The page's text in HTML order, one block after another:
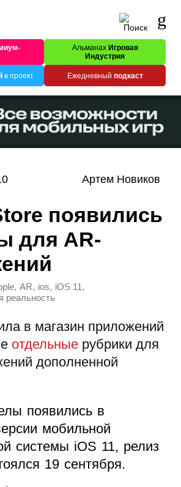
Альманах Игровая
Индустрия
в проект Ежедневный подкаст
Артем Новиков
появились
для AR-
, AR, ios, iOS 11,
реальность
в магазин приложений
отдельные рубрики для
дополненной
появились в
мобильной
системы iOS 11, релиз
19 сентября.